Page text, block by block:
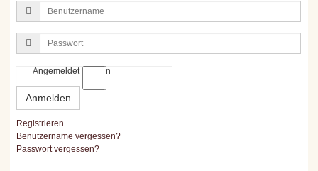
Benutzername
Passwort
Angemeldet bleiben
Anmelden
Registrieren
Benutzername vergessen?
Passwort vergessen?